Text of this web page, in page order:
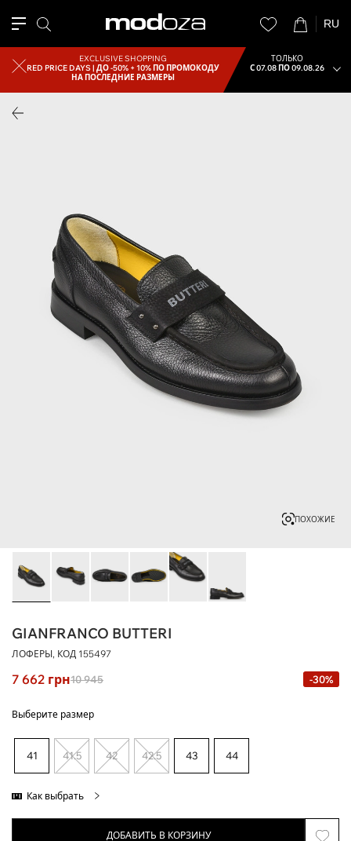
RU
EXCLUSIVE SHOPPING
RED PRICE DAYS |ДО -50% + 10% ПО ПРОМОКОДУ
НА ПОСЛЕДНИЕ РАЗМЕРЫ
ТОЛЬКО
С 07.08 ПО 09.08.26
ПОХОЖИЕ
GIANFRANCO BUTTERI
ЛОФЕРЫ, КОД 155497
7 662 грн10 945 -30%
Выберите размер
41 41.5 42 42.5 43 44
Как выбрать
ДОБАВИТЬ В КОРЗИНУ